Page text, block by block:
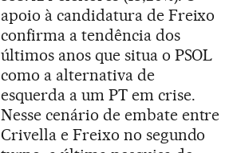
apoio à candidatura de Freixo
confirma a tendência dos
últimos anos que situa o PSOL
como a alternativa de
esquerda a um PT em crise.
Nesse cenário de embate entre
Crivella e Freixo no segundo